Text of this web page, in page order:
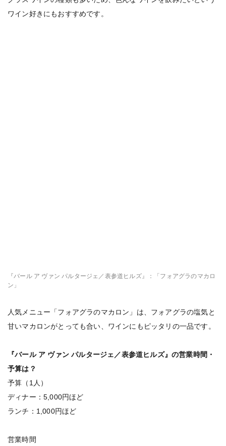
ワイン好きにもおすすめです。
『バール ア ヴァン パルタージェ／表参道ヒルズ』：「フォアグラのマカロ
ン」
人気メニュー「フォアグラのマカロン」は、フォアグラの塩気と
甘いマカロンがとっても合い、ワインにもピッタリの一品です。
『バール ア ヴァン パルタージェ／表参道ヒルズ』の営業時間・
予算は？
予算（1人）
ディナー：5,000円ほど
ランチ：1,000円ほど
営業時間